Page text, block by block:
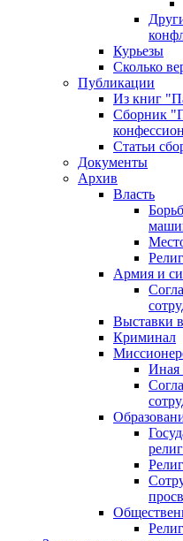
Курьезы
Сколько
Публикации
Из книг
Сборник
Статьи
Документы
Архив
Власть
Армия и
Выставки
Криминал
Иная